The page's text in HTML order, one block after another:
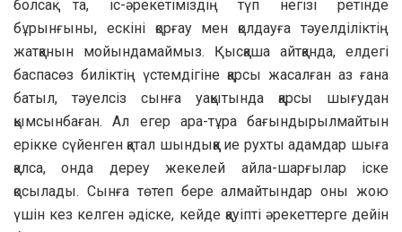
болсақ та, іс-әрекетіміздің түп негізі ретінде
бұрынғыны, ескіні қорғау мен қолдауға тәуелділіктің
жатқанын мойындамаймыз. Қысқаша айтқанда, елдегі
баспасөз биліктің үстемдігіне қарсы жасалған аз ғана
батыл, тәуелсіз сынға уақытында қарсы шығудан
қымсынбаған. Ал егер ара-тұра бағындырылмайтын
ерікке сүйенген қатал шындыққа ие рухты адамдар шыға
қалса, онда дереу жекелей айла-шарғылар іске
қосылады. Сынға төтеп бере алмайтындар оны жою
үшін кез келген әдіске, кейде қауіпті әрекеттерге дейін